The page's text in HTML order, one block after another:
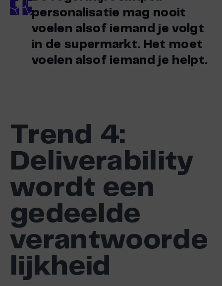
personalisatie mag nooit
voelen alsof iemand je volgt
in de supermarkt. Het moet
voelen alsof iemand je helpt.
–
Trend 4:
Deliverability
wordt een
gedeelde
verantwoorde
lijkheid